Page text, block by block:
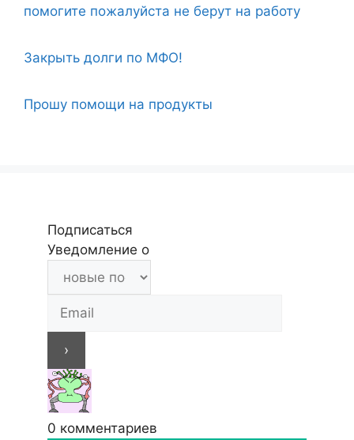
помогите пожалуйста не берут на работу
Закрыть долги по МФО!
Прошу помощи на продукты
Подписаться
Уведомление о
0 комментариев